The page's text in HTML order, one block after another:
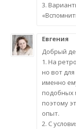
3.
Евгения
Добрый
1. На
но вот
именно
подобных
поэтому
опыт.
2. С